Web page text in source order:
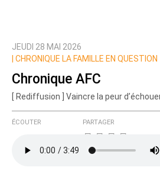
JEUDI 28 MAI 2026
CHRONIQUE LA FAMILLE EN QUESTION
Chronique AFC
[ Rediffusion ] Vaincre la peur
ÉCOUTER PARTAGER